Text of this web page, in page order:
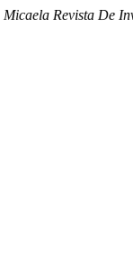
Micaela Revista De